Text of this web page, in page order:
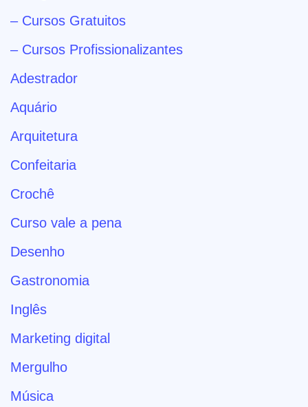
– Cursos Gratuitos
– Cursos Profissionalizantes
Adestrador
Aquário
Arquitetura
Confeitaria
Crochê
Curso vale a pena
Desenho
Gastronomia
Inglês
Marketing digital
Mergulho
Música